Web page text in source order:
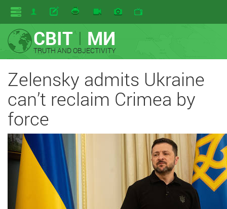
СВІТI МИ
TRUTH AND OBJECTIVITY
Zelensky admits Ukraine
can’t reclaim Crimea by
force